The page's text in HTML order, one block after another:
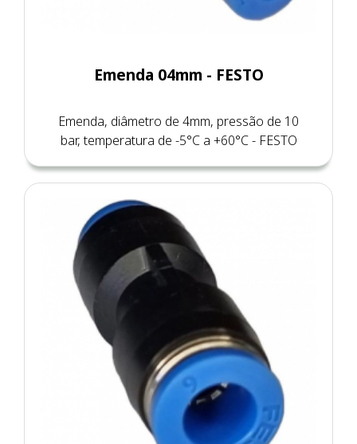
Emenda 04mm - FESTO
Emenda, diâmetro de 4mm, pressão de 10
bar, temperatura de -5°C a +60°C - FESTO